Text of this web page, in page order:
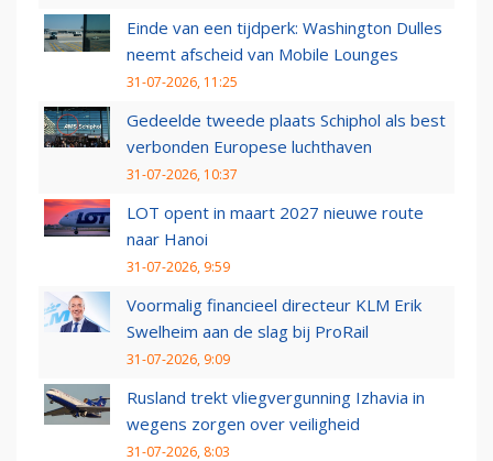
Einde van een tijdperk: Washington Dulles
neemt afscheid van Mobile Lounges
31-07-2026, 11:25
Gedeelde tweede plaats Schiphol als best
verbonden Europese luchthaven
31-07-2026, 10:37
LOT opent in maart 2027 nieuwe route
naar Hanoi
31-07-2026, 9:59
Voormalig financieel directeur KLM Erik
Swelheim aan de slag bij ProRail
31-07-2026, 9:09
Rusland trekt vliegvergunning Izhavia in
wegens zorgen over veiligheid
31-07-2026, 8:03